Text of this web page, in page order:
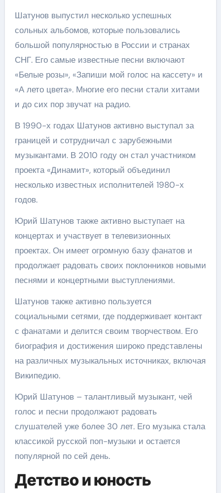
Шатунов выпустил несколько успешных
сольных альбомов, которые пользовались
большой популярностью в России и странах
СНГ. Его самые известные песни включают
«Белые розы», «Запиши мой голос на кассету» и
«А лето цвета». Многие его песни стали хитами
и до сих пор звучат на радио.
В 1990-х годах Шатунов активно выступал за
границей и сотрудничал с зарубежными
музыкантами. В 2010 году он стал участником
проекта «Динамит», который объединил
несколько известных исполнителей 1980-х
годов.
Юрий Шатунов также активно выступает на
концертах и участвует в телевизионных
проектах. Он имеет огромную базу фанатов и
продолжает радовать своих поклонников новыми
песнями и концертными выступлениями.
Шатунов также активно пользуется
социальными сетями, где поддерживает контакт
с фанатами и делится своим творчеством. Его
биография и достижения широко представлены
на различных музыкальных источниках, включая
Википедию.
Юрий Шатунов – талантливый музыкант, чей
голос и песни продолжают радовать
слушателей уже более 30 лет. Его музыка стала
классикой русской поп-музыки и остается
популярной по сей день.
Детство и юность